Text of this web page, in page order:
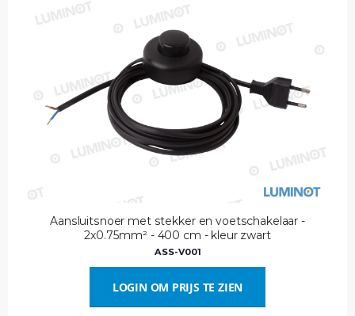
Aansluitsnoer met stekker en voetschakelaar -
2x0.75mm² - 400 cm - kleur zwart
ASS-V001
LOGIN OM PRIJS TE ZIEN